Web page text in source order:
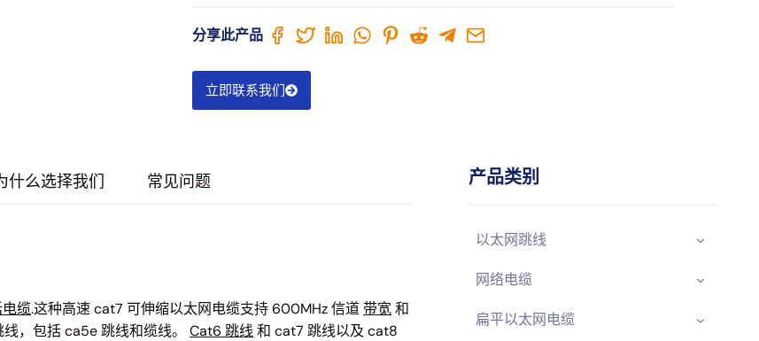
分享此产品
立即联系我们
什么选择我们 常见问题
电缆.这种高速 cat7 可伸缩以太网电缆支持 600MHz 信道带宽和
，包括 ca5e 跳线和缆线。 Cat6 跳线和 cat7 跳线以及 cat8
产品类别
以太网跳线
网络电缆
扁平以太网电缆